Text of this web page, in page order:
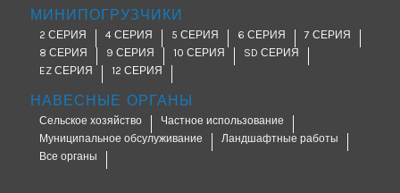
МИНИПОГРУЗЧИКИ
2 СЕРИЯ 4 СЕРИЯ 5 СЕРИЯ 6 СЕРИЯ
7 СЕРИЯ
8 СЕРИЯ
9 СЕРИЯ 10 СЕРИЯ
SD СЕРИЯ
EZ СЕРИЯ
12 СЕРИЯ
НАВЕСНЫЕ ОРГАНЫ
Сельское хозяйство
Частное использование
Муниципальное обсулуживание
Ландшафтные работы
Все органы